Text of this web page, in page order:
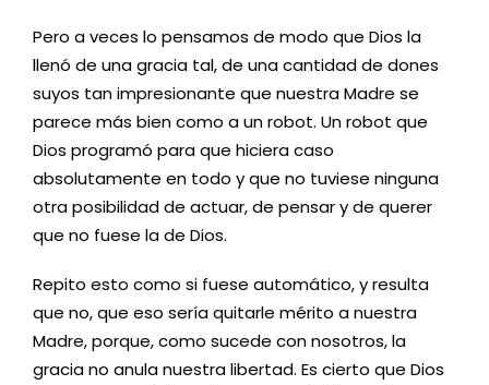
Pero a veces lo pensamos de modo que Dios la
llenó de una gracia tal, de una cantidad de dones
suyos tan impresionante que nuestra Madre se
parece más bien como a un robot. Un robot que
Dios programó para que hiciera caso
absolutamente en todo y que no tuviese ninguna
otra posibilidad de actuar, de pensar y de querer
que no fuese la de Dios.
Repito esto como si fuese automático, y resulta
que no, que eso sería quitarle mérito a nuestra
Madre, porque, como sucede con nosotros, la
gracia no anula nuestra libertad. Es cierto que Dios